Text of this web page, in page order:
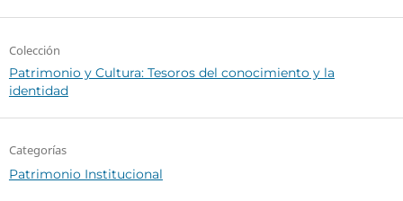
Colección
Patrimonio y Cultura: Tesoros del conocimiento y la
identidad
Categorías
Patrimonio Institucional